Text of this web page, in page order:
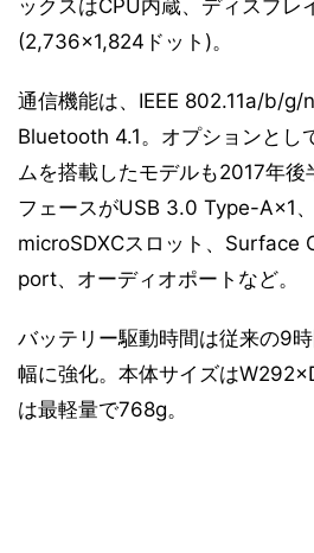
ックスはCPU内蔵、ディスプレ
(2,736×1,824ドット)。
通信機能は、IEEE 802.11a/b/g/
Bluetooth 4.1。オプションとし
ムを搭載したモデルも2017年後
フェースがUSB 3.0 Type-A×1
microSDXCスロット、Surface
port、オーディオポートなど。
バッテリー駆動時間は従来の9
幅に強化。本体サイズは
は最軽量で768g。